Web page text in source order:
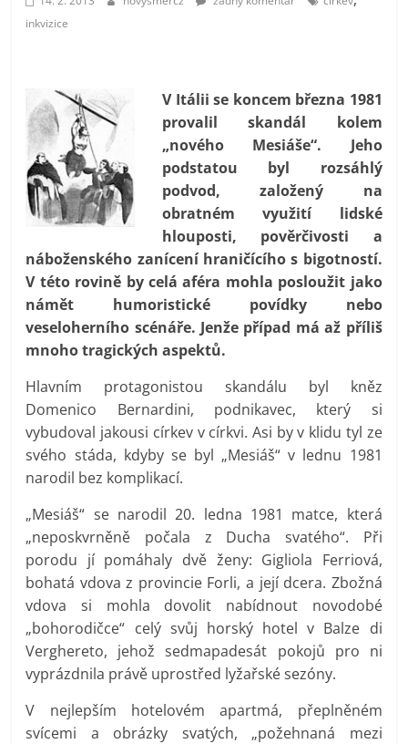
prospívá?
inkvizice
V Itálii se koncem března 1981
provalil skandál kolem
„nového Mesiáše“. Jeho
podstatou byl rozsáhlý
podvod, založený na
obratném využití lidské
hlouposti, pověrčivosti a
náboženského zanícení hraničícího s bigotností.
V této rovině by celá aféra mohla posloužit jako
námět humoristické povídky nebo
veseloherního scénáře. Jenže případ má až příliš
mnoho tragických aspektů.
Hlavním protagonistou skandálu byl kněz
Domenico Bernardini, podnikavec, který si
vybudoval jakousi církev v církvi. Asi by v klidu tyl ze
svého stáda, kdyby se byl „Mesiáš“ v lednu 1981
narodil bez komplikací.
„Mesiáš“ se narodil 20. ledna 1981 matce, která
„neposkvrněně počala z Ducha svatého“. Při
porodu jí pomáhaly dvě ženy: Gigliola Ferriová,
bohatá vdova z provincie Forli, a její dcera. Zbožná
vdova si mohla dovolit nabídnout novodobé
„bohorodičce“ celý svůj horský hotel v Balze di
Verghereto, jehož sedmapadesát pokojů pro ni
vyprázdnila právě uprostřed lyžařské sezóny.
V nejlepším hotelovém apartmá, přeplněném
svícemi a obrázky svatých, „požehnaná mezi